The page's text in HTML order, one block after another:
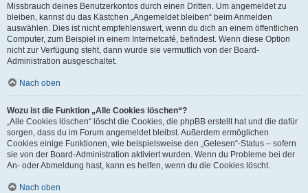
Missbrauch deines Benutzerkontos durch einen Dritten. Um angemeldet zu
bleiben, kannst du das Kästchen „Angemeldet bleiben“ beim Anmelden
auswählen. Dies ist nicht empfehlenswert, wenn du dich an einem öffentlichen
Computer, zum Beispiel in einem Internetcafé, befindest. Wenn diese Option
nicht zur Verfügung steht, dann wurde sie vermutlich von der Board-
Administration ausgeschaltet.
Nach oben
Wozu ist die Funktion „Alle Cookies löschen“?
„Alle Cookies löschen“ löscht die Cookies, die phpBB erstellt hat und die dafür
sorgen, dass du im Forum angemeldet bleibst. Außerdem ermöglichen
Cookies einige Funktionen, wie beispielsweise den „Gelesen“-Status – sofern
sie von der Board-Administration aktiviert wurden. Wenn du Probleme bei der
An- oder Abmeldung hast, kann es helfen, wenn du die Cookies löscht.
Nach oben